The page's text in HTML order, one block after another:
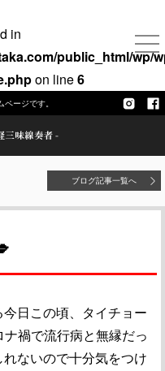
in
public_html/wp/
on line6
ージです。
ブログ記事一覧へ
日この頃、タイチョー
禍で流行病と無縁だっ
ないので十分気をつけ